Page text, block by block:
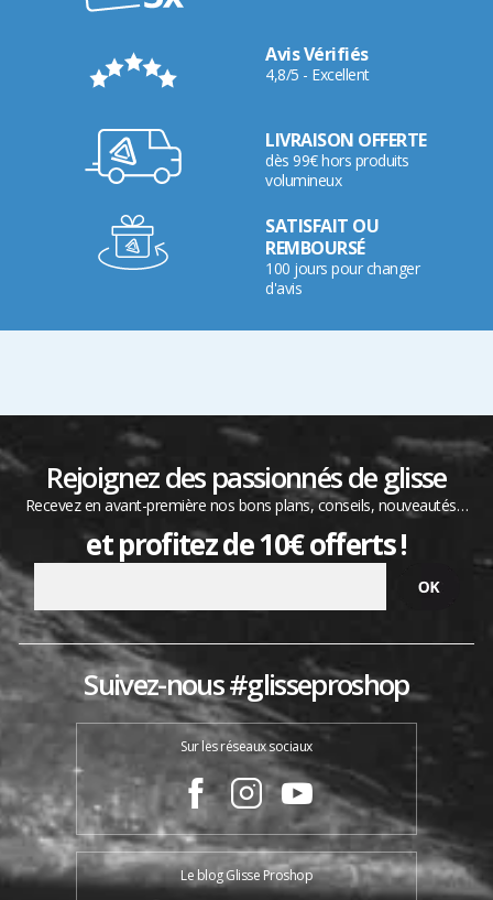
Avis Vérifiés
4,8/5 - Excellent
LIVRAISON OFFERTE
dès 99€ hors produits
volumineux
SATISFAIT OU
REMBOURSÉ
100 jours pour changer
d'avis
Rejoignez des passionnés de glisse
Recevez en avant-première nos bons plans, conseils, nouveautés…
et profitez de 10€ offerts !
Suivez-nous #glisseproshop
Sur les réseaux sociaux
Le blog Glisse Proshop